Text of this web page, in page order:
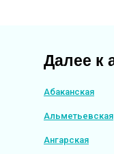
Альметьевская
Ангарская
Абаканская
Далее к